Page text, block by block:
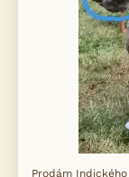
Prodám